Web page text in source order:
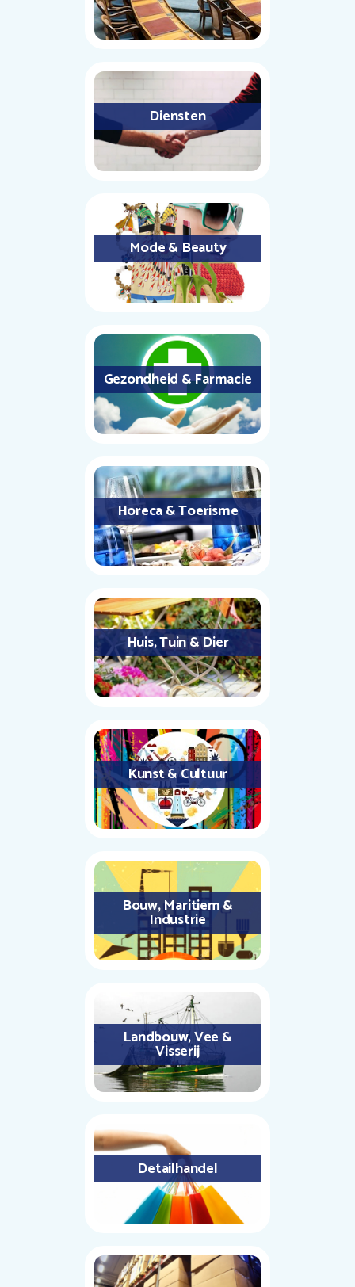
Diensten
Mode & Beauty
Gezondheid & Farmacie
Horeca & Toerisme
Huis, Tuin & Dier
Kunst & Cultuur
Bouw, Maritiem &
Industrie
Landbouw, Vee &
Visserij
Detailhandel